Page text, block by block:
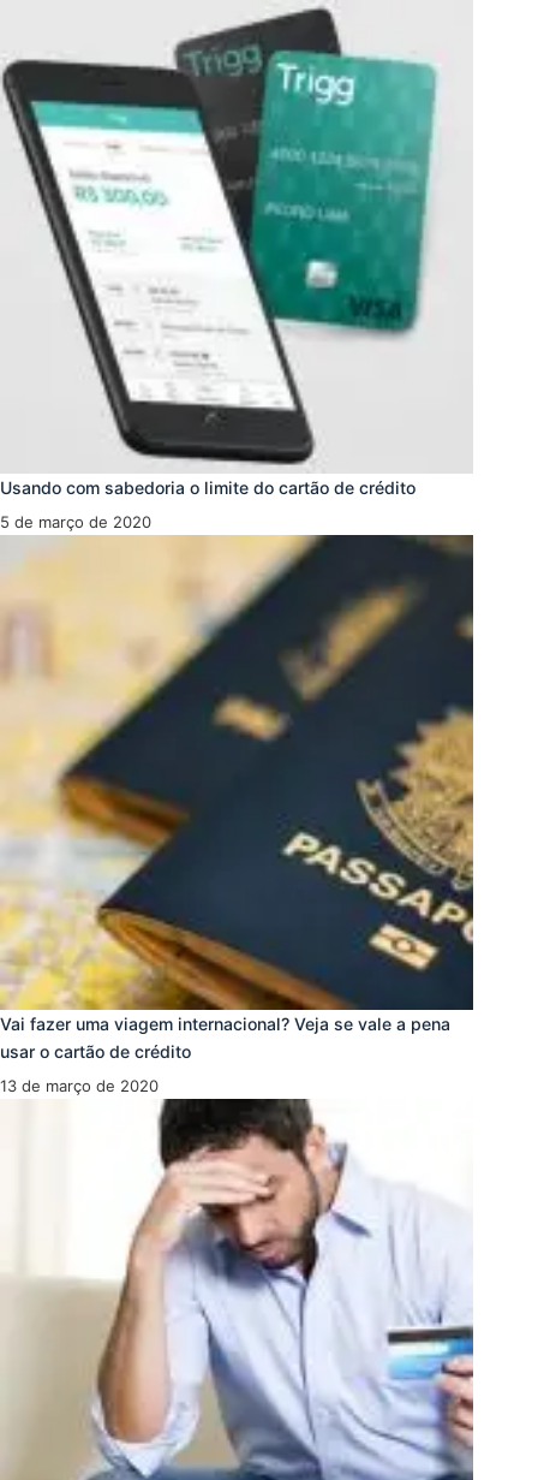
Usando com sabedoria o limite do cartão de crédito
5 de março de 2020
Vai fazer uma viagem internacional? Veja se vale a pena
usar o cartão de crédito
13 de março de 2020